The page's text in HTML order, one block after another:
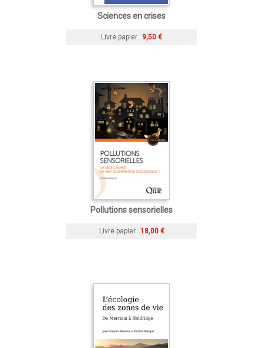
Sciences en crises
Livre papier 9,50 €
Pollutions sensorielles
Livre papier 18,00 €